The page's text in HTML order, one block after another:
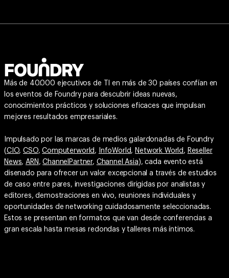
Más de 40.000 ejecutivos de TI en más de 30 países confían en
los eventos de Foundry para descubrir ideas nuevas,
conocimientos prácticos y soluciones eficaces que impulsan
mejores resultados empresariales.
Impulsado por las marcas de medios galardonadas de Foundry
(CIO,CSO,Computerworld , InfoWorld, Network World , Reseller
News,ARN ,ChannelPartner, Channel Asia), cada evento está
disenado para ofrecer un valor excepcional a través de estudios
de caso entre pares, investigaciones dirigidas por analistas y
editores, demostraciones en vivo, reuniones individuales y
oportunidades de networking cuidadosamente seleccionadas.
Estos se presentan en formatos que van desde conferencias a
gran escala hasta mesas redondas y talleres más íntimos.